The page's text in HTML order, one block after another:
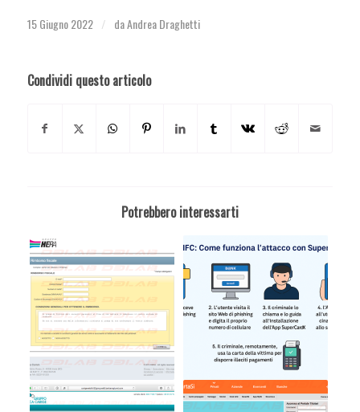
15 Giugno 2022 / daAndrea Draghetti
Condividi questo articolo
Potrebbero interessarti